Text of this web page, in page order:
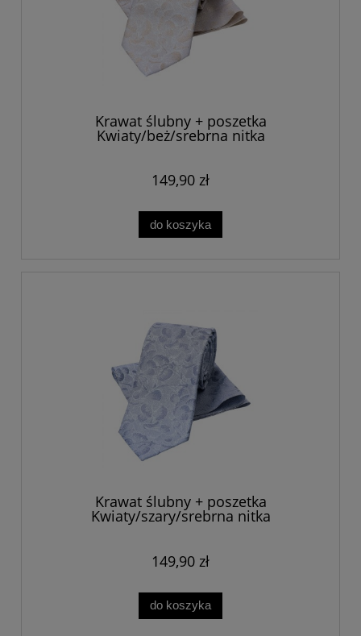
Krawat ślubny + poszetka
Kwiaty/beż/srebrna nitka
149,90 zł
do koszyka
Krawat ślubny + poszetka
Kwiaty/szary/srebrna nitka
149,90 zł
do koszyka